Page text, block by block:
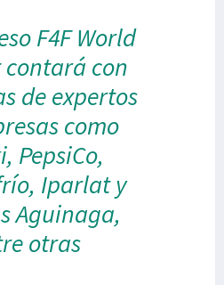
F4F World
con
de expertos
como
PepsiCo,
Iparlat y
Aguinaga,
otras